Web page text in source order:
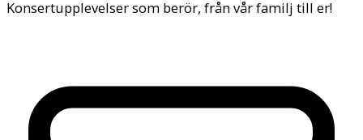
Konsertupplevelser som berör, från vår familj till er!